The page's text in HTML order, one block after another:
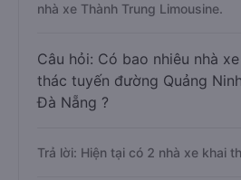
nhà xe Thành Trung Limousine.
Câu hỏi: Có bao nhiêu nhà
thác tuyến đường Quảng
Đà Nẵng ?
Trả lời: Hiện tại có 2 nhà xe khai